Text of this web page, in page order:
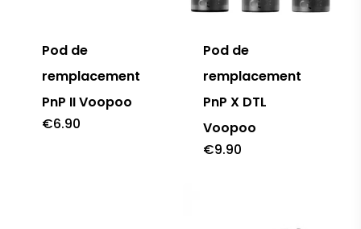
Pod de
remplacement
PnP II Voopoo
€6.90
Pod de
remplacement
PnP X DTL
Voopoo
€9.90